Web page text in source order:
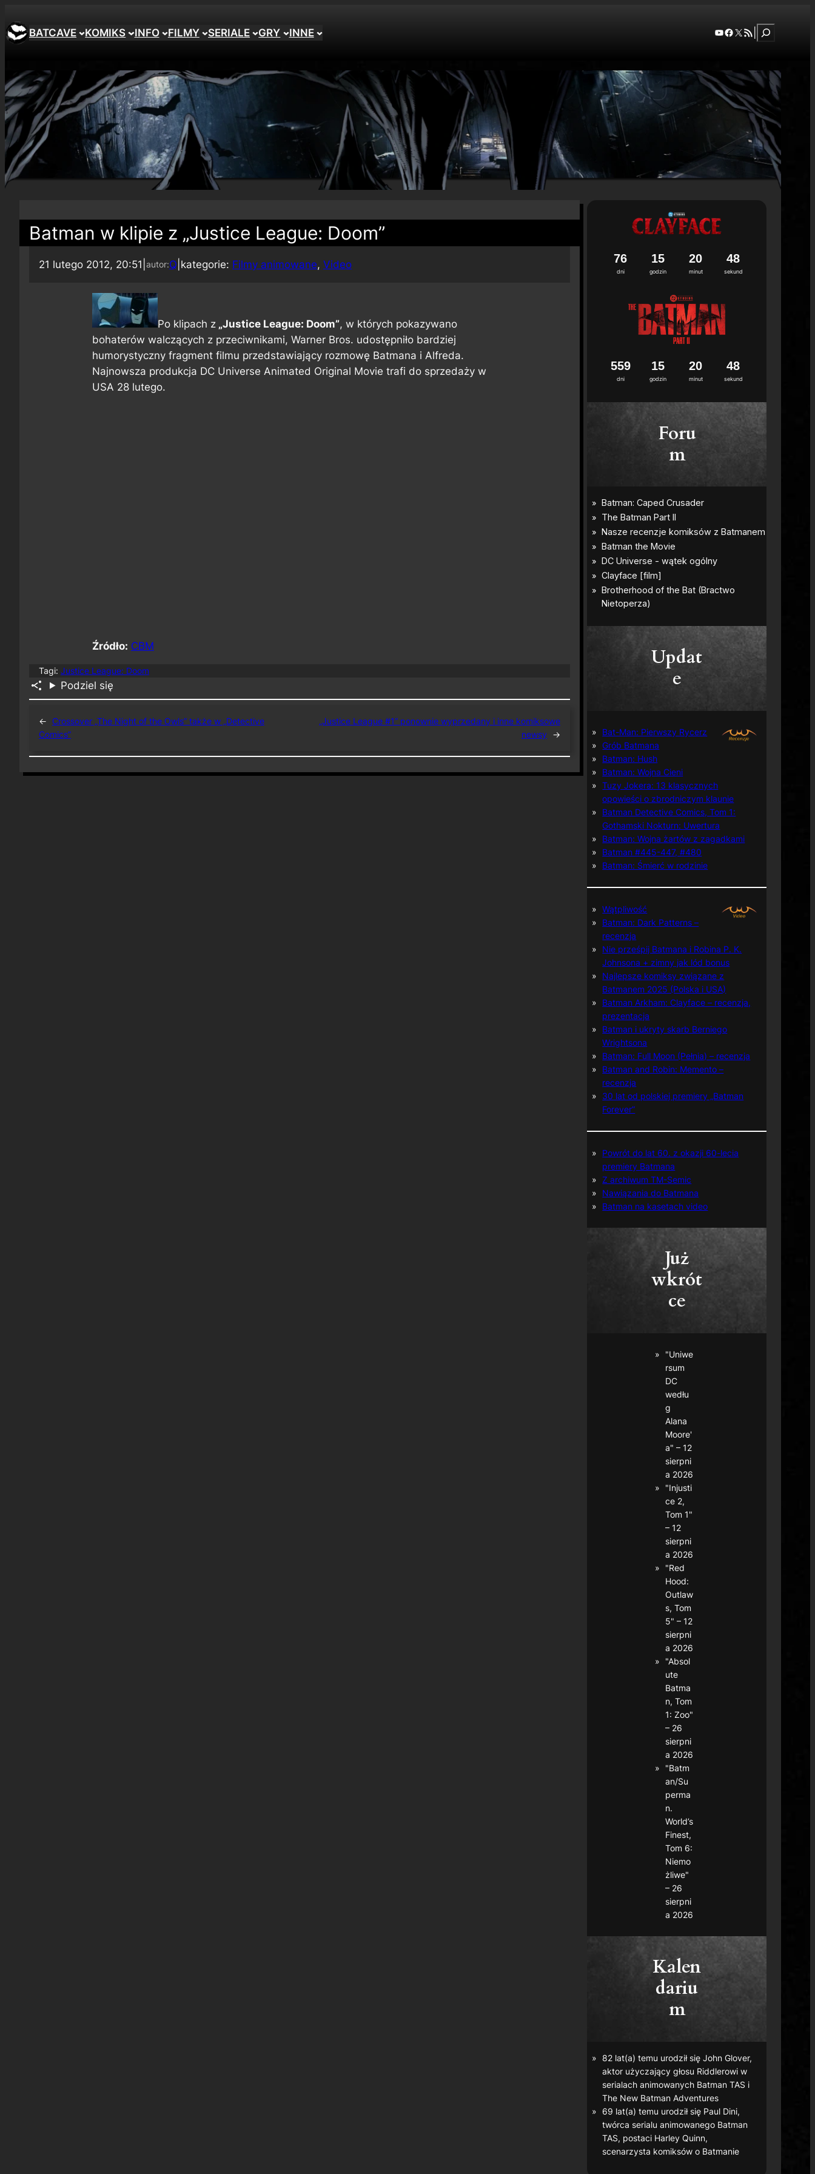
BATCAVE KOMIKS INFO FILMY SERIALE GRY INNE YouTube
Facebook
X RSS FeedSzukaj
Batman w klipie z „Justice League: Doom”
21 lutego 2012, 20:51 autor:Q kategorie: Filmy animowane, Video
Po klipach z „Justice League: Doom”, w których pokazywano
bohaterów walczących z przeciwnikami, Warner Bros. udostępniło bardziej
humorystyczny fragment filmu przedstawiający rozmowę Batmana i Alfreda.
Najnowsza produkcja DC Universe Animated Original Movie trafi do sprzedaży w
USA 28 lutego.
Źródło: CBM
Tagi: Justice League: Doom
Podziel się
← Crossover „The Night of the Owls” także w „Detective
Comics”
„Justice League #1” ponownie wyprzedany i inne komiksowe
newsy
→
dni
76
godzin
15
minut
20
sekund
47
dni
559
godzin
15
minut
20
sekund
47
Foru
m
Updat
e
Bat-Man: Pierwszy Rycerz
Grób Batmana
Batman: Hush
Batman: Wojna Cieni
Tuzy Jokera: 13 klasycznych
opowieści o zbrodniczym klaunie
Batman Detective Comics, Tom 1:
Gothamski Nokturn: Uwertura
Batman: Wojna żartów z zagadkami
Batman #445-447, #480
Batman: Śmierć w rodzinie
Wątpliwość
Batman: Dark Patterns –
recenzja
Nie prześpij Batmana i Robina P. K.
Johnsona + zimny jak lód bonus
Najlepsze komiksy związane z
Batmanem 2025 (Polska i USA)
Batman Arkham: Clayface – recenzja,
prezentacja
Batman i ukryty skarb Berniego
Wrightsona
Batman: Full Moon (Pełnia) – recenzja
Batman and Robin: Memento –
recenzja
30 lat od polskiej premiery „Batman
Forever”
Powrót do lat 60. z okazji 60-lecia
premiery Batmana
Z archiwum TM-Semic
Nawiązania do Batmana
Batman na kasetach video
Już
wkrót
ce
"Uniwe
rsum
DC
wedłu
g
Alana
Moore'
a" – 12
sierpni
a 2026
"Injusti
ce 2,
Tom 1"
– 12
sierpni
a 2026
"Red
Hood:
Outlaw
s, Tom
5" – 12
sierpni
a 2026
"Absol
ute
Batma
n, Tom
1: Zoo"
– 26
sierpni
a 2026
"Batm
an/Su
perma
n.
World’s
Finest,
Tom 6:
Niemo
żliwe"
– 26
sierpni
a 2026
Kalen
dariu
m
82 lat(a) temu urodził się John Glover,
aktor użyczający głosu Riddlerowi w
serialach animowanych Batman TAS i
The New Batman Adventures
69 lat(a) temu urodził się Paul Dini,
twórca serialu animowanego Batman
TAS, postaci Harley Quinn,
scenarzysta komiksów o Batmanie